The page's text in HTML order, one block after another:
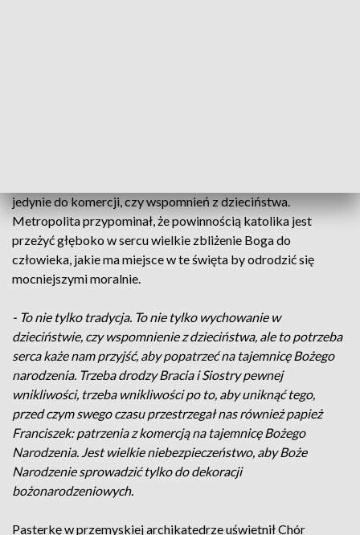
jedynie do komercji, czy wspomnień z dzieciństwa.
Metropolita przypominał, że powinnością katolika jest
przeżyć głęboko w sercu wielkie zbliżenie Boga do
człowieka, jakie ma miejsce w te święta by odrodzić się
mocniejszymi moralnie.
- To nie tylko tradycja. To nie tylko wychowanie w
dzieciństwie, czy wspomnienie z dzieciństwa, ale to potrzeba
serca każe nam przyjść, aby popatrzeć na tajemnicę Bożego
narodzenia. Trzeba drodzy Bracia i Siostry pewnej
wnikliwości, trzeba wnikliwości po to, aby uniknąć tego,
przed czym swego czasu przestrzegał nas również papież
Franciszek: patrzenia z komercją na tajemnicę Bożego
Narodzenia. Jest wielkie niebezpieczeństwo, aby Boże
Narodzenie sprowadzić tylko do dekoracji
bożonarodzeniowych.
Pasterkę w przemyskiej archikatedrze uświetnił Chór